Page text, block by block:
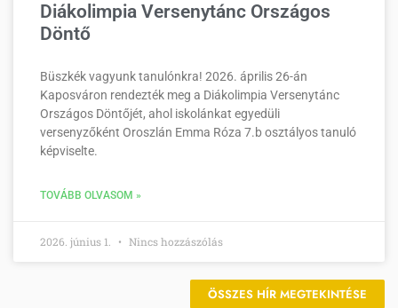
Diákolimpia Versenytánc Országos
Döntő
Büszkék vagyunk tanulónkra! 2026. április 26-án
Kaposváron rendezték meg a Diákolimpia Versenytánc
Országos Döntőjét, ahol iskolánkat egyedüli
versenyzőként Oroszlán Emma Róza 7.b osztályos tanuló
képviselte.
TOVÁBB OLVASOM »
2026. június 1. Nincs hozzászólás
ÖSSZES HÍR MEGTEKINTÉSE